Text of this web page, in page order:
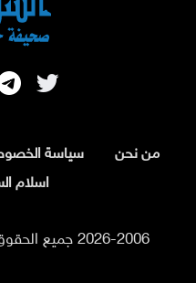
من نحن سياسة
اسلام
2026-2006 جميع الحقوق محفوظة لموقع السوسنة